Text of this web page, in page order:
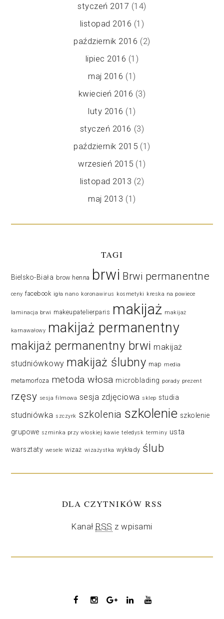
styczeń 2017 (14)
listopad 2016 (1)
październik 2016 (2)
lipiec 2016 (1)
maj 2016 (1)
kwiecień 2016 (3)
luty 2016 (1)
styczeń 2016 (3)
październik 2015 (1)
wrzesień 2015 (1)
listopad 2013 (2)
maj 2013 (1)
TAGI
Bielsko-Biała brow henna brwi Brwi permanentne
ceny facebook igła nano koronawirus kosmetyki kreska na powiece
laminacja brwi makeupatelierparis makijaż makijaż
karnawałowy makijaż permanentny
makijaż permanentny brwi makijaż
studniówkowy makijaż ślubny map media
metamorfoza metoda włosa microblading porady prezent
rzęsy sesja filmowa sesja zdjęciowa sklep studia
studniówka szczyrk szkolenia szkolenie szkolenie
grupowe szminka przy włoskiej kawie teledysk terminy usta
warsztaty wesele wizaż wizażystka wykłady ślub
DLA CZYTNIKÓW RSS
Kanał RSS z wpisami